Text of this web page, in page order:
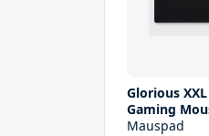
Glorious
Gaming
Mauspad